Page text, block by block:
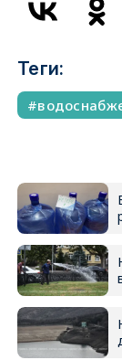
Теги: